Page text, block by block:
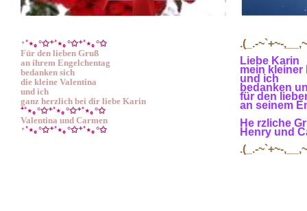
⁺˚⋆｡°✩⁺˚⋆｡°✩⁺˚⋆｡°✩
Für den lieben Gruß
an ihrem Engelchentag
bedanken sich
die kleine Valentina
und ich
ganz herzlich bei dir liebe Karin
⁺˚⋆｡°✩⁺˚⋆｡°✩⁺˚⋆｡°✩
Valentina und Carmen
⁺˚⋆｡°✩⁺˚⋆｡°✩⁺˚⋆｡°✩
.(_.-~`+~-
Liebe Karin
mein kleiner
und ich
bedanken
für den
an seinem
He rzliche
Henry und
.(_.-~`+~-